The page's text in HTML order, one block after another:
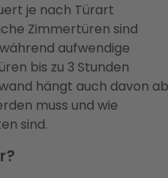
je nach Türart
Zimmertüren sind
aufwendige
bis zu 3 Stunden
hängt auch davon
muss und wie
sind.